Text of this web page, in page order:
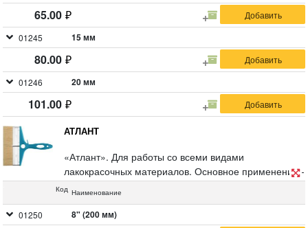
65.00
01245 15 мм
80.00
01246 20 мм
101.00
АТЛАНТ
«Атлант». Для работы со всеми видами
лакокрасочных материалов. Основное применение -
лакировка пола. Выемка на ручке для закрепления
натуральная светлая щетина, пластиковая ручка.
Код Наименование
01250 8" (200 мм)